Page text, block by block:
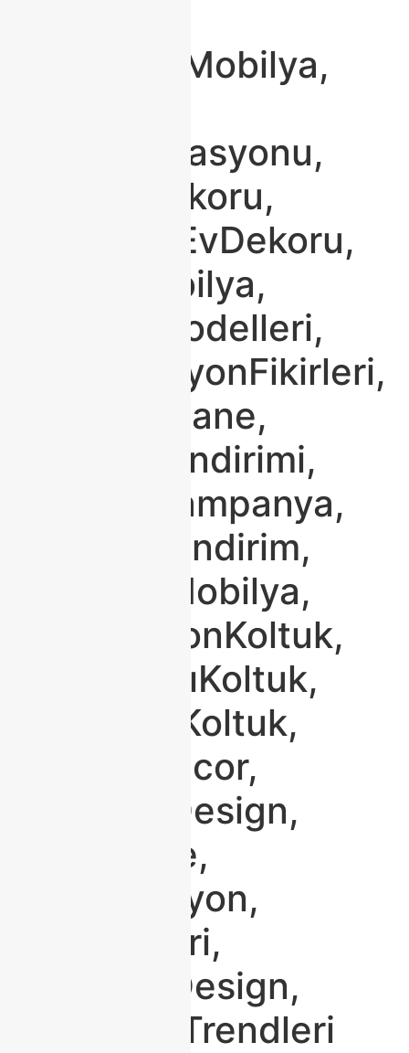
#ModokoMobilya,
#EvDekorasyonu,
#SalonDekoru,
#ModernEvDekoru,
#TürkMobilya,
#KoltukModelleri,
#DekorasyonFikirleri,
#EvimŞahane,
#Mobilyaİndirimi,
#KoltukKampanya,
#Modokoİndirim,
#TaksitliMobilya,
#YeniSezonKoltuk,
#DayanıklıKoltuk,
#SandıklıKoltuk,
#HomeDecor,
#InteriorDesign,
#Furniture,
#Dekorasyon,
#EvFikirleri,
#TurkishDesign,
#ModokoTrendleri